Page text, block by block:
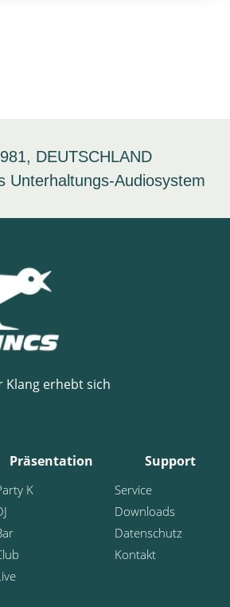
DEUTSCHLAND
Unterhaltungs-Audiosystem
Klang erhebt sich
Präsentation
K
Support
Service
Downloads
Datenschutz
Kontakt